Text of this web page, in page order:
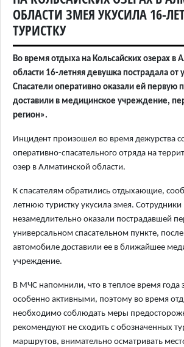
ОБЛАСТИ ЗМЕЯ УКУСИЛА 16-
ТУРИСТКУ
Во время отдыха на Кольсайских озерах в
области 16-летняя девушка пострадала от
Спасатели оперативно оказали ей первую
доставили в медицинское учреждение,
регион».
Инцидент произошел во время дежурства
оперативно-спасательного отряда на
озер в Алматинской области.
К спасателям обратились отдыхающие,
летнюю туристку укусила змея.
незамедлительно оказали пострадавшей
универсальном спасательном пункте,
автомобиле доставили ее в ближайшее
учреждение.
В МЧС напомнили, что в теплое время года
особенно активными, поэтому во время
необходимо соблюдать меры
рекомендуют не сходить с обозначенных
маршрутов, внимательно осматривать